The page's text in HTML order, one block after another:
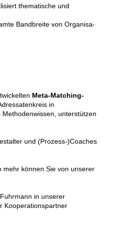
thematische und
Bandbreite von Organisa­
Meta-Matching-
in
unterstützen
und (Prozess-)Coaches
mehr können Sie von unserer
in unserer
Kooperationspartner